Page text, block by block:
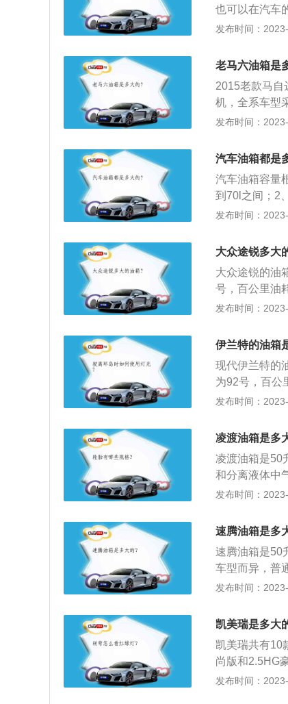
也可以在汽车
L，加满一箱
量的数值会真
2格的时候就
可能会超出标
界度的容积，
内的油品在温
发布时间：
老马六油箱是
2015老款马自
机，全系车型
凯美瑞2021款
家所标定的油
一定的空间
至于溢出油箱
油量比标定油
盘右侧的汽油
发布时间：
汽车油箱都是
汽车油箱容量
到70l之间；2
车的承载汽油
按压油箱盖。
为方形，使用
发布时间：
大众途锐多大
大众途锐的油
号，百公里油
驶过程中，需
一般有5到6格
发生。实际加
定的油箱容积
空间，这个空
出油箱的安全
发布时间：
伊兰特的油箱
现代伊兰特的
为92号，百公
行驶过程中，
表一般有5到6
况发生。实
标定的油箱容
的空间，这个
溢出油箱的安
发布时间：
凌渡油箱是多
凌渡油箱是50
和分离液体中
mm、
最大功率是
发布时间：
速腾油箱是多
速腾油箱是50
车型而异，普
分馏或裂化、
五代捷达轿车
全系增加了车
发布时间：
凯美瑞是多大
凯美瑞共有10
尚版和2.5HG
官方公布数据
发布时间：